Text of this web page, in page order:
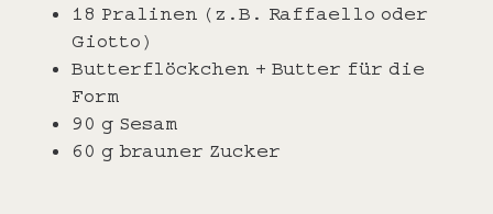
18 Pralinen (z.B. Raffaello oder
Giotto)
Butterflöckchen + Butter für die
Form
90 g Sesam
60 g brauner Zucker